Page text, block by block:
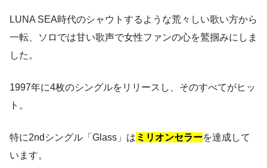
LUNA SEA時代のシャウトするような荒々しい歌い方から
一転、ソロでは甘い歌声で女性ファンの心を鷲掴みにしま
した。
1997年に4枚のシングルをリリースし、そのすべてがヒッ
ト。
特に2ndシングル「Glass」は ミリオンセラーを達成して
います。